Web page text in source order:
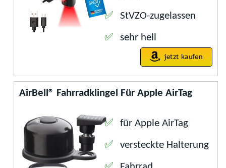
StVZO-zugelassen
sehr hell
AirBell® Fahrradklingel Für Apple AirTag
für Apple AirTag
versteckte Halterung